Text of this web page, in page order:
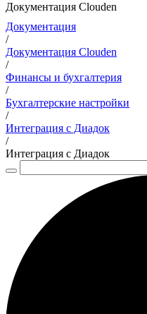
Документация Clouden
Документация
/
Документация Clouden
/
Финансы и бухгалтерия
/
Бухгалтерские настройки
/
Интеграция с Диадок
/
Интеграция с Диадок